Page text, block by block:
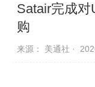
Satair完成对
购
来源： 美通社 ·